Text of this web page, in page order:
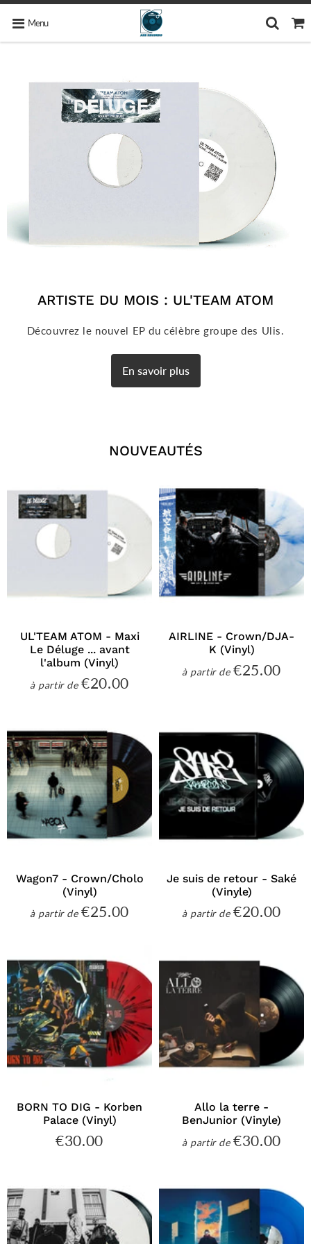
Menu
ARTISTE DU MOIS : UL'TEAM ATOM
Découvrez le nouvel EP du célèbre groupe des Ulis.
En savoir plus
NOUVEAUTÉS
UL'TEAM ATOM - Maxi
Le Déluge ... avant
l'album (Vinyl)
à partir dePrix
€20.00
AIRLINE - Crown/DJA-
K (Vinyl)
à partir dePrix
€25.00
Wagon7 - Crown/Cholo
(Vinyl)
à partir dePrix
€25.00
Je suis de retour - Saké
(Vinyle)
à partir dePrix
€20.00
BORN TO DIG - Korben
Palace (Vinyl)
Prix
€30.00
Allo la terre -
BenJunior (Vinyle)
à partir dePrix
€30.00